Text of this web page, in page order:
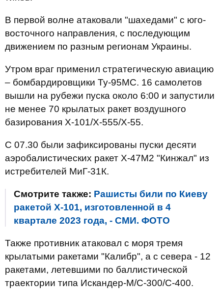
В первой волне атаковали "шахедами" с юго-
восточного направления, с последующим
движением по разным регионам Украины.
Утром враг применил стратегическую авиацию
– бомбардировщики Ту-95МС. 16 самолетов
вышли на рубежи пуска около 6:00 и запустили
не менее 70 крылатых ракет воздушного
базирования Х-101/Х-555/Х-55.
С 07.30 были зафиксированы пуски десяти
аэробалистических ракет Х-47М2 "Кинжал" из
истребителей МиГ-31К.
Смотрите также: Рашисты били по Киеву
ракетой X-101, изготовленной в 4
квартале 2023 года, - СМИ. ФОТО
Также противник атаковал с моря тремя
крылатыми ракетами "Калибр", а с севера - 12
ракетами, летевшими по баллистической
траектории типа Искандер-М/С-300/С-400.